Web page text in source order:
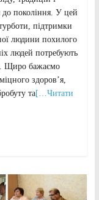
до покоління. У цей
підтримки
людини похилого
людей потребують
Щиро бажаємо
здоров’я,
та[…Читати